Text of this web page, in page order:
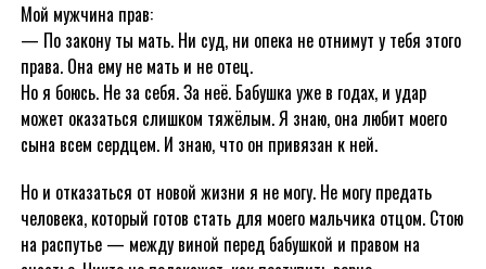
Мой мужчина прав:
— По закону ты мать. Ни суд, ни опека не отнимут у тебя этого
права. Она ему не мать и не отец.
Но я боюсь. Не за себя. За неё. Бабушка уже в годах, и удар
может оказаться слишком тяжёлым. Я знаю, она любит моего
сына всем сердцем. И знаю, что он привязан к ней.
Но и отказаться от новой жизни я не могу. Не могу предать
человека, который готов стать для моего мальчика отцом. Стою
на распутье — между виной перед бабушкой и правом на